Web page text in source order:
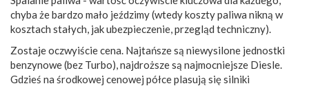
chyba że bardzo mało jeździmy (wtedy koszty paliwa nikną w
kosztach stałych, jak ubezpieczenie, przegląd techniczny).
Zostaje oczwyiście cena. Najtańsze są niewysilone jednostki
benzynowe (bez Turbo), najdroższe są najmocniejsze Diesle.
Gdzieś na środkowej cenowej półce plasują się silniki